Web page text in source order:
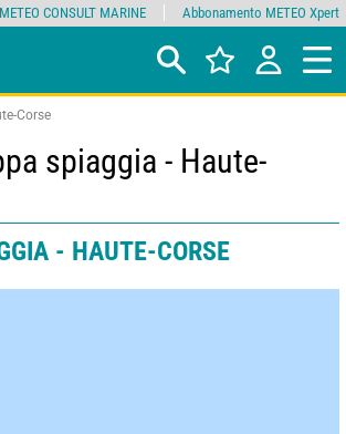
Corse
spiaggia - Haute-
- HAUTE-CORSE
METEO CONSULT MARINE Abbonamento METEO Xpert